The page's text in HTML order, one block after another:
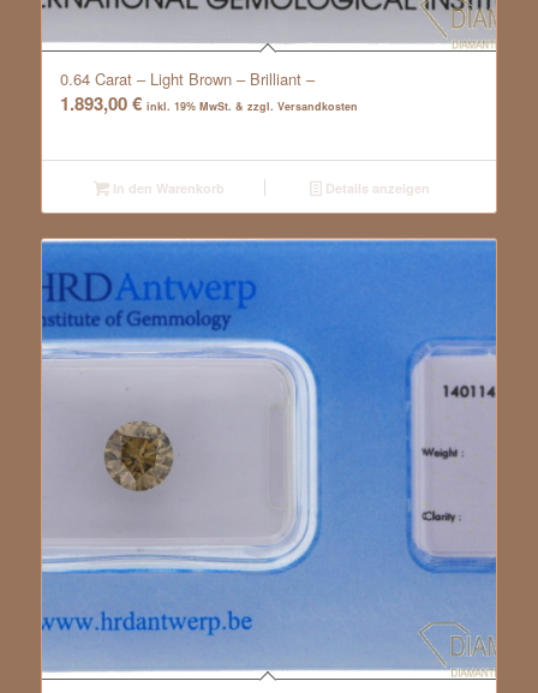
0.64 Carat – Light Brown – Brilliant –
1.893,00€ inkl. 19% MwSt. & zzgl. Versandkosten
In den Warenkorb Details anzeigen